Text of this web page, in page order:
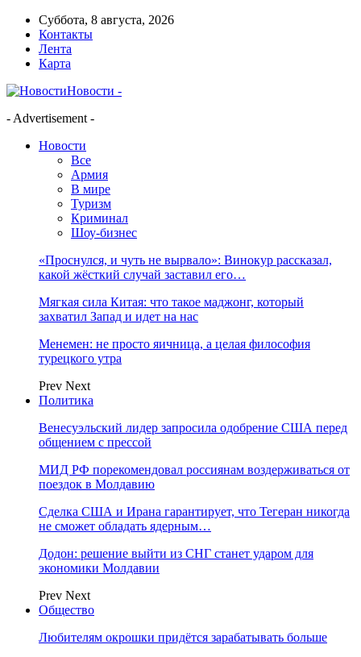
Суббота, 8 августа, 2026
Контакты
Лента
Карта
Новости -
- Advertisement -
Новости
Все
Армия
В мире
Туризм
Криминал
Шоу-бизнес
«Проснулся, и чуть не вырвало»: Винокур рассказал,
какой жёсткий случай заставил его…
Мягкая сила Китая: что такое маджонг, который
захватил Запад и идет на нас
Менемен: не просто яичница, а целая философия
турецкого утра
Prev Next
Политика
Венесуэльский лидер запросила одобрение США перед
общением с прессой
МИД РФ порекомендовал россиянам воздерживаться от
поездок в Молдавию
Сделка США и Ирана гарантирует, что Тегеран никогда
не сможет обладать ядерным…
Додон: решение выйти из СНГ станет ударом для
экономики Молдавии
Prev Next
Общество
Любителям окрошки придётся зарабатывать больше